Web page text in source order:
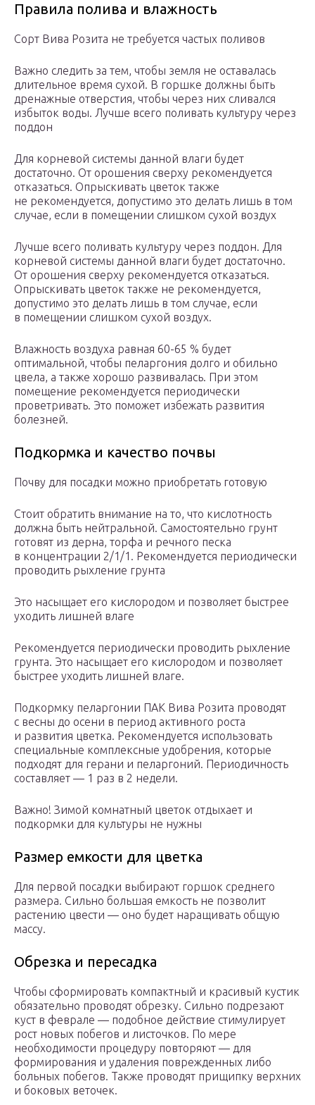
Правила полива и влажность
Сорт Вива Розита не требуется частых поливов
Важно следить за тем, чтобы земля не оставалась
длительное время сухой. В горшке должны быть
дренажные отверстия, чтобы через них сливался
избыток воды. Лучше всего поливать культуру через
поддон
Для корневой системы данной влаги будет
достаточно. От орошения сверху рекомендуется
отказаться. Опрыскивать цветок также
не рекомендуется, допустимо это делать лишь в том
случае, если в помещении слишком сухой воздух
Лучше всего поливать культуру через поддон. Для
корневой системы данной влаги будет достаточно.
От орошения сверху рекомендуется отказаться.
Опрыскивать цветок также не рекомендуется,
допустимо это делать лишь в том случае, если
в помещении слишком сухой воздух.
Влажность воздуха равная 60-65 % будет
оптимальной, чтобы пеларгония долго и обильно
цвела, а также хорошо развивалась. При этом
помещение рекомендуется периодически
проветривать. Это поможет избежать развития
болезней.
Подкормка и качество почвы
Почву для посадки можно приобретать готовую
Стоит обратить внимание на то, что кислотность
должна быть нейтральной. Самостоятельно грунт
готовят из дерна, торфа и речного песка
в концентрации 2/1/1. Рекомендуется периодически
проводить рыхление грунта
Это насыщает его кислородом и позволяет быстрее
уходить лишней влаге
Рекомендуется периодически проводить рыхление
грунта. Это насыщает его кислородом и позволяет
быстрее уходить лишней влаге.
Подкормку пеларгонии ПАК Вива Розита проводят
с весны до осени в период активного роста
и развития цветка. Рекомендуется использовать
специальные комплексные удобрения, которые
подходят для герани и пеларгоний. Периодичность
составляет — 1 раз в 2 недели.
Важно! Зимой комнатный цветок отдыхает и
подкормки для культуры не нужны
Размер емкости для цветка
Для первой посадки выбирают горшок среднего
размера. Сильно большая емкость не позволит
растению цвести — оно будет наращивать общую
массу.
Обрезка и пересадка
Чтобы сформировать компактный и красивый кустик
обязательно проводят обрезку. Сильно подрезают
куст в феврале — подобное действие стимулирует
рост новых побегов и листочков. По мере
необходимости процедуру повторяют — для
формирования и удаления поврежденных либо
больных побегов. Также проводят прищипку верхних
и боковых веточек.